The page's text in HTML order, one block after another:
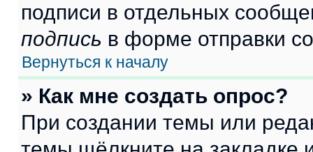
подписи в отдельных
подпись в форме отправки
Вернуться к началу
» Как мне создать опрос?
При создании темы или